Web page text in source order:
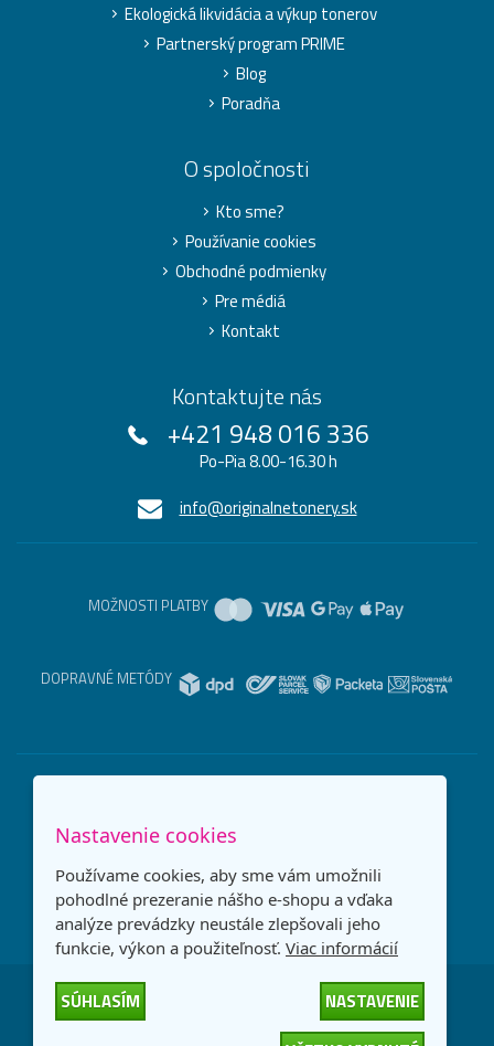
Ekologická likvidácia a výkup tonerov
Partnerský program PRIME
Blog
Poradňa
O spoločnosti
Kto sme?
Používanie cookies
Obchodné podmienky
Pre médiá
Kontakt
Kontaktujte nás
+421 948 016 336
Po-Pia 8.00-16.30 h
info@originalnetonery.sk
MOŽNOSTI PLATBY
DOPRAVNÉ METÓDY
Slovensko
Nastavenie cookies
Používame cookies, aby sme vám umožnili
pohodlné prezeranie nášho e-shopu a vďaka
analýze prevádzky neustále zlepšovali jeho
funkcie, výkon a použiteľnosť. Viac informácií
SÚHLASÍM
NASTAVENIE